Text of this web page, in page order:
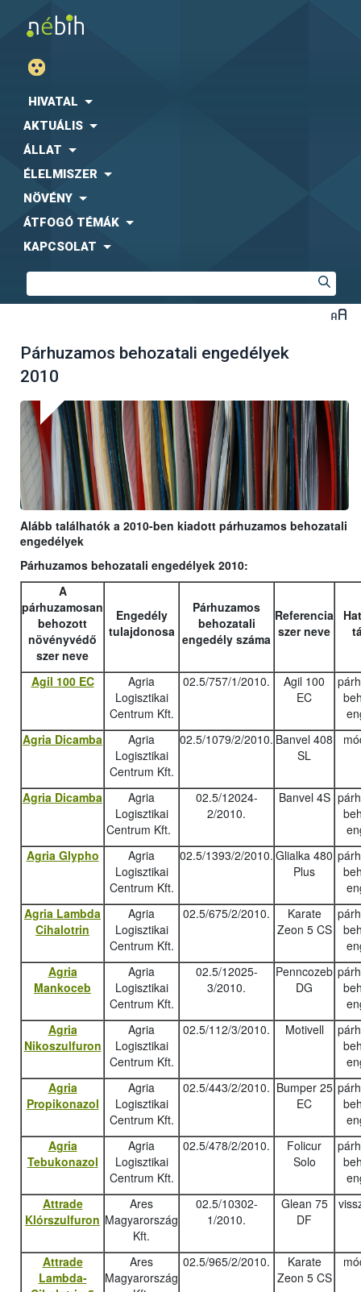
HIVATAL
AKTUÁLIS
ÁLLAT
ÉLELMISZER
NÖVÉNY
ÁTFOGÓ TÉMÁK
KAPCSOLAT
Párhuzamos behozatali engedélyek
2010
Alább találhatók a 2010-ben kiadott párhuzamos behozatali
engedélyek
Párhuzamos behozatali engedélyek 2010:
A
párhuzamosan
behozott
növényvédő
szer neve
Engedély
tulajdonosa
Párhuzamos
behozatali
engedély száma
Referencia
szer neve
Agil 100 EC
Agria
Logisztikai
Centrum Kft.
02.5/757/1/2010.
Agil 100
EC
Agria Dicamba
Agria
Logisztikai
Centrum Kft.
02.5/1079/2/2010. Banvel 408
SL
Agria Dicamba
Agria
Logisztikai
Centrum Kft.
02.5/12024-
2/2010.
Banvel 4S
Agria Glypho
Agria
Logisztikai
Centrum Kft.
02.5/1393/2/2010. Glialka 480
Plus
Agria Lambda
Cihalotrin
Agria
Logisztikai
Centrum Kft.
02.5/675/2/2010.
Karate
Zeon 5 CS
Agria
Mankoceb
Agria
Logisztikai
Centrum Kft.
02.5/12025-
3/2010.
Penncozeb
DG
Agria
Nikoszulfuron
Agria
Logisztikai
Centrum Kft.
02.5/112/3/2010. Motivell
Agria
Propikonazol
Agria
Logisztikai
Centrum Kft.
02.5/443/2/2010. Bumper 25
EC
Agria
Tebukonazol
Agria
Logisztikai
Centrum Kft.
02.5/478/2/2010.
Folicur
Solo
Attrade
Klórszulfuron
Ares
Magyarország
Kft.
02.5/10302-
1/2010.
Glean 75
DF
Attrade
Lambda-
Ares
Magyarország
02.5/965/2/2010.
Karate
Zeon 5 CS